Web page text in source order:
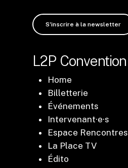
S'inscrire à la newsletter
L2P Convention
Home
Billetterie
Événements
Intervenant·e·s
Espace Rencontres
La Place TV
Édito